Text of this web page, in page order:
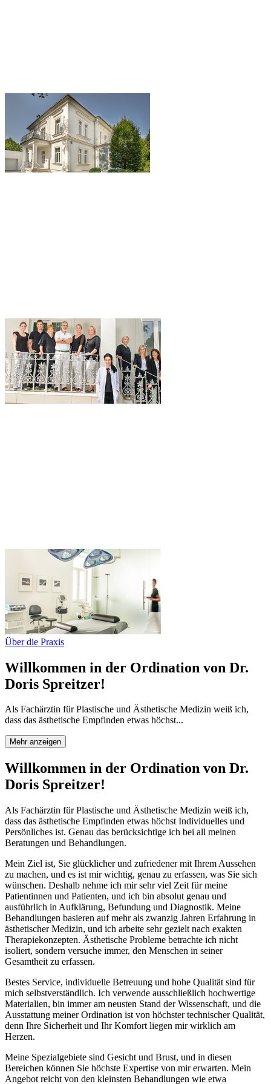
Über die Praxis
Willkommen in der Ordination von Dr.
Doris Spreitzer!
Als Fachärztin für Plastische und Ästhetische Medizin weiß ich,
dass das ästhetische Empfinden etwas höchst...
Mehr anzeigen
Willkommen in der Ordination von Dr.
Doris Spreitzer!
Als Fachärztin für Plastische und Ästhetische Medizin weiß ich,
dass das ästhetische Empfinden etwas höchst Individuelles und
Persönliches ist. Genau das berücksichtige ich bei all meinen
Beratungen und Behandlungen.
Mein Ziel ist, Sie glücklicher und zufriedener mit Ihrem Aussehen
zu machen, und es ist mir wichtig, genau zu erfassen, was Sie sich
wünschen. Deshalb nehme ich mir sehr viel Zeit für meine
Patientinnen und Patienten, und ich bin absolut genau und
ausführlich in Aufklärung, Befundung und Diagnostik. Meine
Behandlungen basieren auf mehr als zwanzig Jahren Erfahrung in
ästhetischer Medizin, und ich arbeite sehr gezielt nach exakten
Therapiekonzepten. Ästhetische Probleme betrachte ich nicht
isoliert, sondern versuche immer, den Menschen in seiner
Gesamtheit zu erfassen.
Bestes Service, individuelle Betreuung und hohe Qualität sind für
mich selbstverständlich. Ich verwende ausschließlich hochwertige
Materialien, bin immer am neusten Stand der Wissenschaft, und die
Ausstattung meiner Ordination ist von höchster technischer Qualität,
denn Ihre Sicherheit und Ihr Komfort liegen mir wirklich am
Herzen.
Meine Spezialgebiete sind Gesicht und Brust, und in diesen
Bereichen können Sie höchste Expertise von mir erwarten. Mein
Angebot reicht von den kleinsten Behandlungen wie etwa